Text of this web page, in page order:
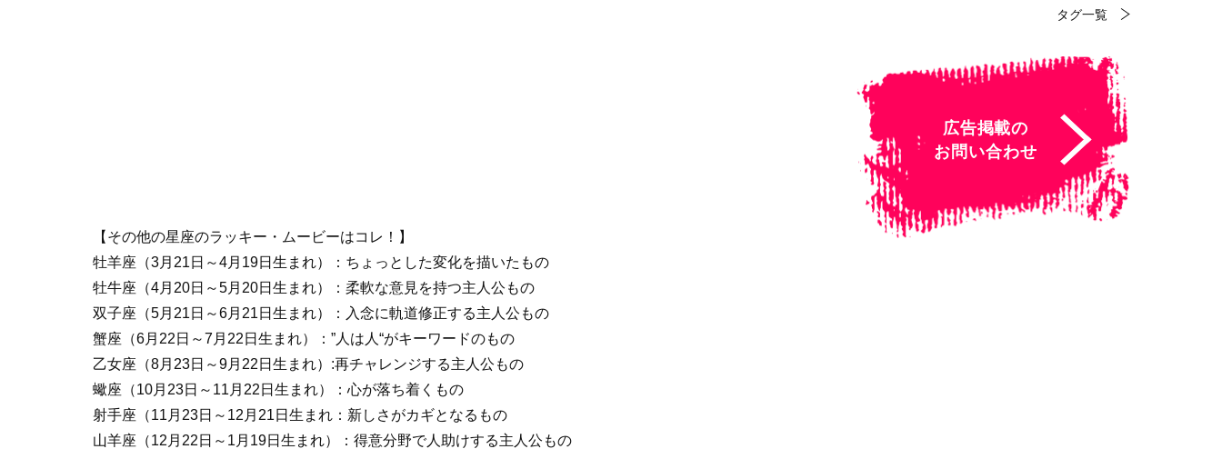
【その他の星座のラッキー・ムービーはコレ！】
牡羊座（3月21日～4月19日生まれ）：ちょっとした変化を描いたもの
牡牛座（4月20日～5月20日生まれ）：柔軟な意見を持つ主人公もの
双子座（5月21日～6月21日生まれ）：入念に軌道修正する主人公もの
蟹座（6月22日～7月22日生まれ）：”人は人“がキーワードのもの
乙女座（8月23日～9月22日生まれ）:再チャレンジする主人公もの
蠍座（10月23日～11月22日生まれ）：心が落ち着くもの
射手座（11月23日～12月21日生まれ：新しさがカギとなるもの
山羊座（12月22日～1月19日生まれ）：得意分野で人助けする主人公もの
タグ一覧
広告掲載の
お問い合わせ